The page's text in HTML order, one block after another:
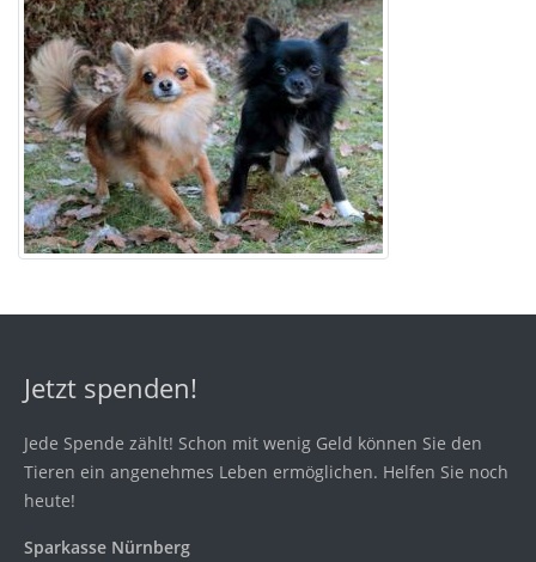
Jetzt spenden!
Jede Spende zählt! Schon mit wenig Geld können Sie den
Tieren ein angenehmes Leben ermöglichen. Helfen Sie noch
heute!
Sparkasse Nürnberg